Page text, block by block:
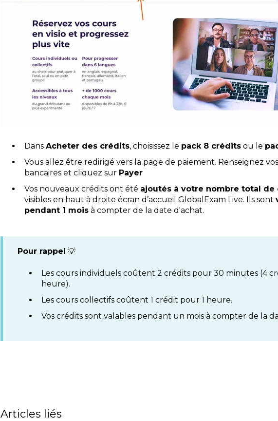
Dans Acheter des crédits, choisissez le pack 8 créditsou le
Vous allez être redirigé vers la page de paiement. Renseignez
bancaires et cliquez sur Payer
Vos nouveaux crédits ont été ajoutés à votre nombre total de
visibles en haut à droite écran d’accueil GlobalExam Live. Ils sont
pendant 1 moisà compter de la date d'achat.
Pour rappel 💡
Les cours individuels coûtent 2 crédits pour 30 minutes (4
heure).
Les cours collectifs coûtent 1 crédit pour 1 heure.
Vos crédits sont valables pendant un mois à compter de la
Articles liés